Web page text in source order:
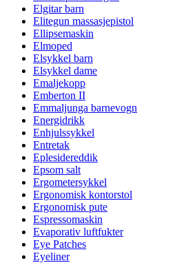
Elgitar barn
Elitegun massasjepistol
Ellipsemaskin
Elmoped
Elsykkel barn
Elsykkel dame
Emaljekopp
Emberton II
Emmaljunga barnevogn
Energidrikk
Enhjulssykkel
Entretak
Eplesidereddik
Epsom salt
Ergometersykkel
Ergonomisk kontorstol
Ergonomisk pute
Espressomaskin
Evaporativ luftfukter
Eye Patches
Eyeliner